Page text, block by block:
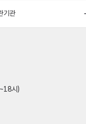
기관
시)